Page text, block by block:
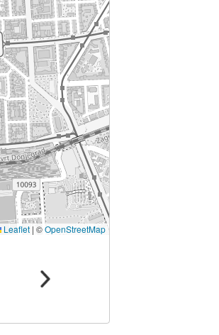
Leaflet | ©OpenStreetMap